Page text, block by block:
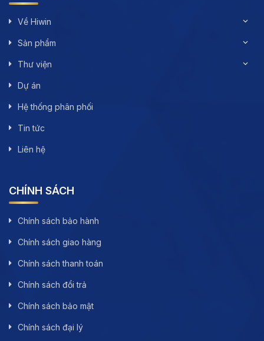
Về Hiwin
Sản phẩm
Thư viện
Dự án
Hệ thống phân phối
Tin tức
Liên hệ
CHÍNH SÁCH
Chính sách bảo hành
Chính sách giao hàng
Chính sách thanh toán
Chính sách đổi trả
Chính sách bảo mật
Chính sách đại lý